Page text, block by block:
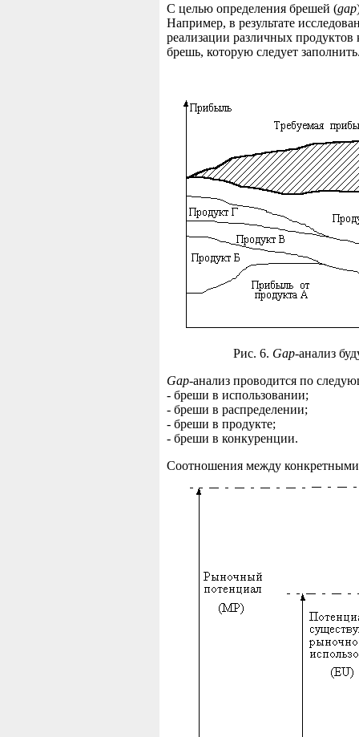
С целью определения брешей (gар
Например, в результате
реализации различных
брешь, которую следует
Рис. 6. Gap-анализ
Gap-анализ проводится по
- бреши в использовании;
- бреши в распределении;
- бреши в продукте;
- бреши в конкуренции.
Соотношения между